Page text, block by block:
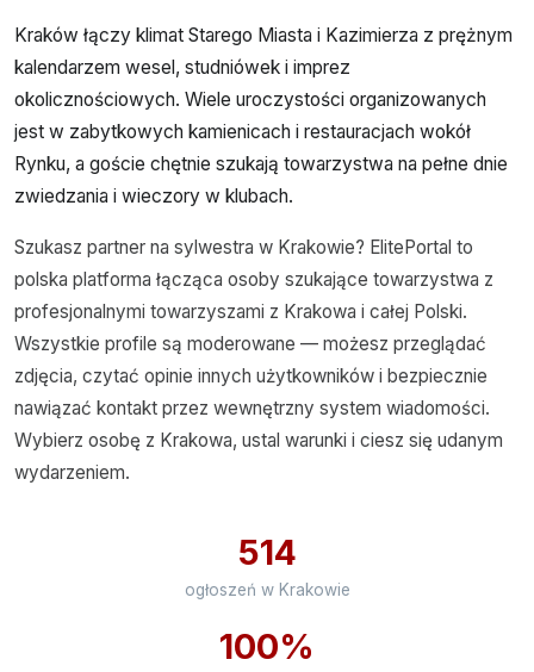
Kraków łączy klimat Starego Miasta i Kazimierza z prężnym
kalendarzem wesel, studniówek i imprez
okolicznościowych. Wiele uroczystości organizowanych
jest w zabytkowych kamienicach i restauracjach wokół
Rynku, a goście chętnie szukają towarzystwa na pełne dnie
zwiedzania i wieczory w klubach.
Szukasz partner na sylwestra w Krakowie? ElitePortal to
polska platforma łącząca osoby szukające towarzystwa z
profesjonalnymi towarzyszami z Krakowa i całej Polski.
Wszystkie profile są moderowane — możesz przeglądać
zdjęcia, czytać opinie innych użytkowników i bezpiecznie
nawiązać kontakt przez wewnętrzny system wiadomości.
Wybierz osobę z Krakowa, ustal warunki i ciesz się udanym
wydarzeniem.
514
ogłoszeń w Krakowie
100%